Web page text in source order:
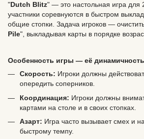
"Dutch Blitz" — это настольная игра для
участники соревнуются в быстром
общие стопки. Задача игроков —
Pile", выкладывая карты в порядке
Особенность игры — её
Скорость: Игроки должны
опередить соперников.
Координация: Игроки должны
картами на столе и в своих стопках.
Азарт: Игра часто вызывает смех и
быстрому темпу.